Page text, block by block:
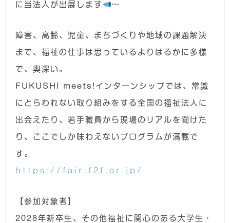
に当法人が出展します ～
障害、高齢、児童、まちづくりや地域の課題解決
まで、福祉の仕事は思っているよりはるかに多様
で、奥深い。
FUKUSHI meets!インターンシップでは、常識
にとらわれない取り組みをする全国の福祉法人に
出会えたり、若手職員から現場のリアルを聞けた
り、ここでしか味わえないプログラムが満載で
す。
https://fair.f2f.or.jp/
【参加対象者】
2028年新卒生、その他福祉に関心のある大学生・